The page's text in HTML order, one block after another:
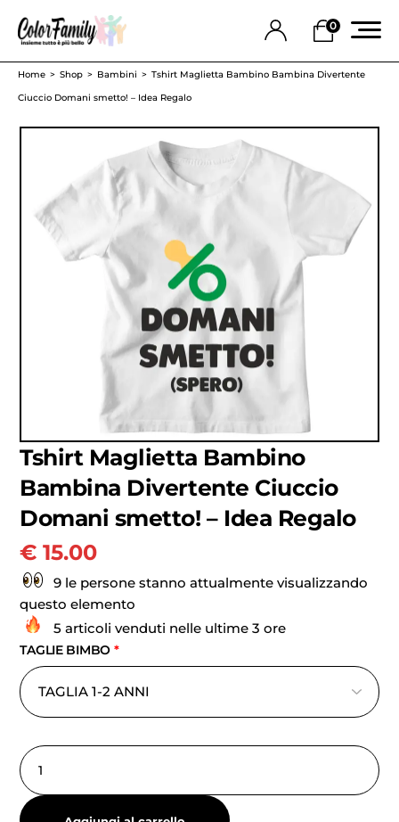
0
Home Shop Bambini
Tshirt Maglietta Bambino Bambina Divertente
Ciuccio Domani smetto! – Idea Regalo
Tshirt Maglietta Bambino
Bambina Divertente Ciuccio
Domani smetto! – Idea Regalo
€ 15.00
9 le persone stanno attualmente visualizzando
questo elemento
5 articoli venduti nelle ultime 3 ore
TAGLIE BIMBO *